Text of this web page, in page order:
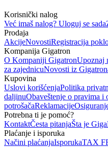
Korisnički nalog
Već imaš nalog? Uloguj se sada
Prodaja
AkcijeNovostiRegistracija
Kompanija Gigatron
O Kompaniji GigatronUpoznaj
za zajednicuNovosti iz
Kupovina
Uslovi korišćenjaPolitika
daljinuObaveštenje o pravima i
potrošačaReklamacije
Potrebna ti je pomoć?
KontaktČesta pitanjaŠta je
Plaćanje i isporuka
Načini plaćanjaIsporukaTAX